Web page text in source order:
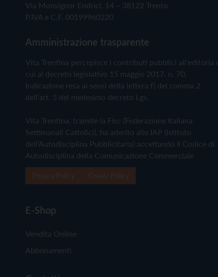
Via Monsignor Endrici, 14 – 38122 Trento
P.IVA e C.F. 00199960220
Amministrazione trasparente
Vita Trentina percepisce i contributi pubblici all'editoria
cui al decreto legislativo 15 maggio 2017, n. 70.
Indicazione resa ai sensi della lettera f) del comma 2
dell'art. 5 del medesimo decreto Lgs.
Vita Trentina, tramite la Fisc (Federazione Italiana
Settimanali Cattolici), ha aderito allo IAP (Istituto
dell'Autodisciplina Pubblicitaria) accettando il Codice di
Autodisciplina della Comunicazione Commerciale
E-Shop
Vendita Online
Abbonamenti